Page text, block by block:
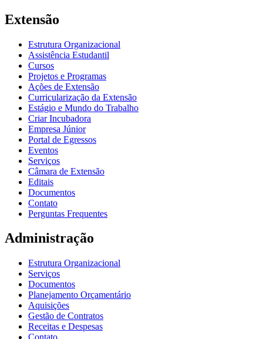
Extensão
Estrutura Organizacional
Assistência Estudantil
Cursos
Projetos e Programas
Ações de Extensão
Curricularização da Extensão
Estágio e Mundo do Trabalho
Criar Incubadora
Empresa Júnior
Portal de Egressos
Eventos
Serviços
Câmara de Extensão
Editais
Documentos
Contato
Perguntas Frequentes
Administração
Estrutura Organizacional
Serviços
Documentos
Planejamento Orçamentário
Aquisições
Gestão de Contratos
Receitas e Despesas